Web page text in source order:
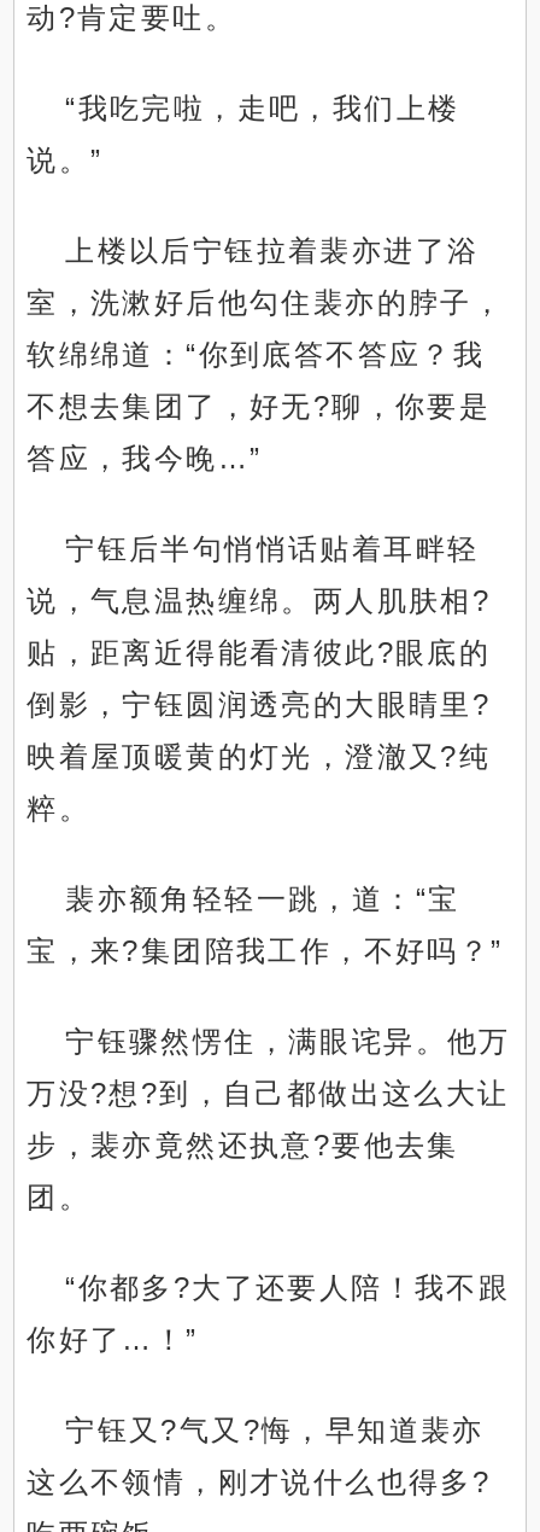
动?肯定要吐。
“我吃完啦，走吧，我们上楼
说。”
上楼以后宁钰拉着裴亦进了浴
室，洗漱好后他勾住裴亦的脖子，
软绵绵道：“你到底答不答应？我
不想去集团了，好无?聊，你要是
答应，我今晚…”
宁钰后半句悄悄话贴着耳畔轻
说，气息温热缠绵。两人肌肤相?
贴，距离近得能看清彼此?眼底的
倒影，宁钰圆润透亮的大眼睛里?
映着屋顶暖黄的灯光，澄澈又?纯
粹。
裴亦额角轻轻一跳，道：“宝
宝，来?集团陪我工作，不好吗？”
宁钰骤然愣住，满眼诧异。他万
万没?想?到，自己都做出这么大让
步，裴亦竟然还执意?要他去集
团。
“你都多?大了还要人陪！我不跟
你好了…！”
宁钰又?气又?悔，早知道裴亦
这么不领情，刚才说什么也得多?